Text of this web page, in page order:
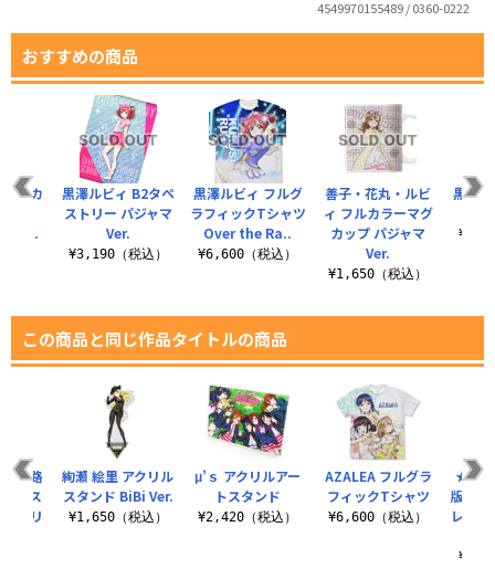
4549970155489 / 0360-0222
おすすめの商品
黒澤ルビィ フルグ
ラフィックTシャツ
Over the Ra..
¥6,600（税込）
善子・花丸・ルビ
ィ フルカラーマグ
カップ パジャマ
Ver.
¥1,650（税込）
黒澤
ルカ
黒澤ルビィ B2タペ
ストリー パジャマ
Ver.
¥3,190（税込）
この商品と同じ作品タイトルの商品
μ’ｓ アクリルアー
トスタンド
¥2,420（税込）
AZALEA フルグラ
フィックTシャツ
¥6,600（税込）
★限
版 [ス
レッ
小路
ルス
ロリ
絢瀬 絵里 アクリル
スタンド BiBi Ver.
¥1,650（税込）